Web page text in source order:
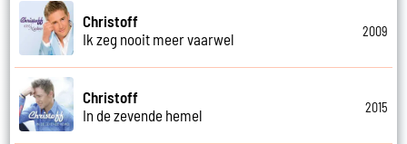
Christoff
Ik zeg nooit meer vaarwel
2009
Christoff
In de zevende hemel
2015